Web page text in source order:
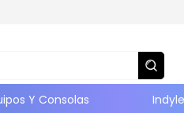
Y Consolas